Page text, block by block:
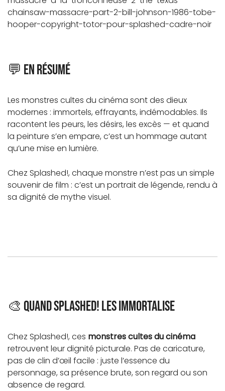
💬 En résumé
Les monstres cultes du cinéma sont des dieux
modernes : immortels, effrayants, indémodables. Ils
racontent les peurs, les désirs, les excès — et quand
la peinture s’en empare, c’est un hommage autant
qu’une mise en lumière.
Chez Splashed!, chaque monstre n’est pas un simple
souvenir de film : c’est un portrait de légende, rendu à
sa dignité de mythe visuel.
🎨 Quand Splashed! les immortalise
Chez Splashed!, ces monstres cultes du cinéma
retrouvent leur dignité picturale. Pas de caricature,
pas de clin d’œil facile : juste l’essence du
personnage, sa présence brute, son regard ou son
absence de regard.